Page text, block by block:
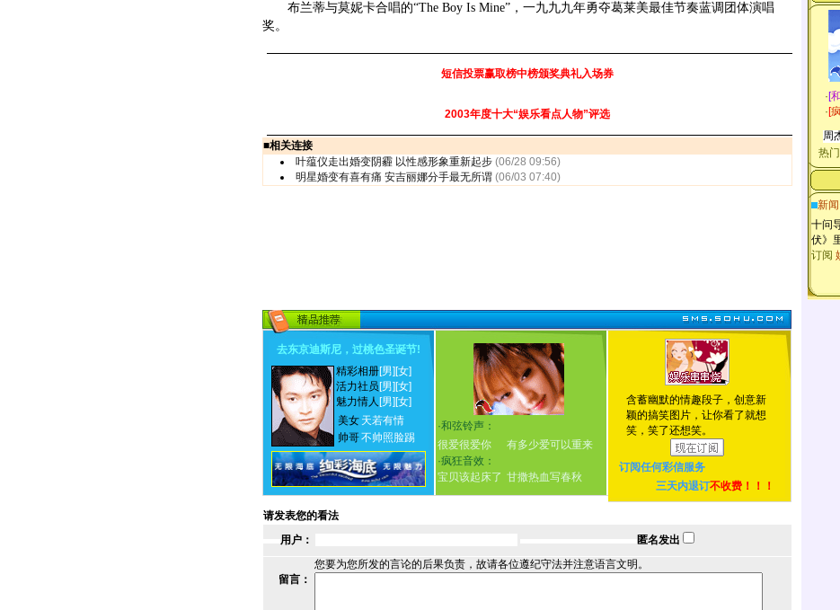
布兰蒂与莫妮卡合唱的“The Boy Is Mine”，一九九九年勇夺葛莱美最佳节奏蓝调团体演唱
奖。
短信投票赢取榜中榜颁奖典礼入场券
2003年度十大“娱乐看点人物”评选
■相关连接
叶蕴仪走出婚变阴霾 以性感形象重新起步 (06/28 09:56)
明星婚变有喜有痛 安吉丽娜分手最无所谓 (06/03 07:40)
去东京迪斯尼，过桃色圣诞节!
精彩相册[男] [女]
活力社员 [男] [女]
魅力情人 [男] [女]
美女 天若有情
帅哥不帅照脸踢
·和弦铃声：
很爱很爱你
有多少爱可以重来
·疯狂音效：
宝贝该起床了 甘撒热血写春秋
含蓄幽默的情趣段子，创意新
颖的搞笑图片，让你看了就想
笑，笑了还想笑。
订阅任何彩信服务
三天内退订不收费！！！
请发表您的看法
用户：
匿名发出
您要为您所发的言论的后果负责，故请各位遵纪守法并注意语言文明。
留言：
·[和
·[
热门
新
十问
伏》
订阅